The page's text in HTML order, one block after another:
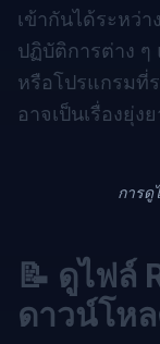
เข้ากันได้ระหว่
ปฏิบัติการต่าง
หรือโปรแกรมที่
อาจเป็นเรื่องยุ่ง
การดู
📝 ดูไฟล์
ดาวน์โห